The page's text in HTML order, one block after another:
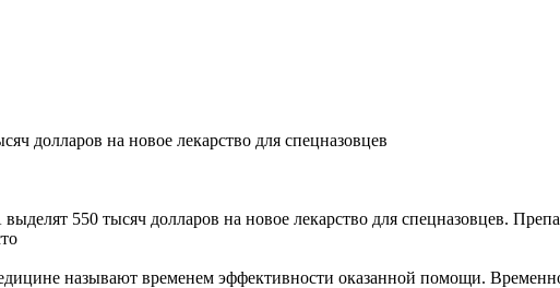
долларов на новое лекарство для спецназовцев
550 тысяч долларов на новое лекарство для спецназовцев.
называют временем эффективности оказанной помощи.